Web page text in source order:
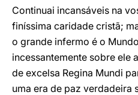
Continuai incansáveis na
finíssima caridade cristã;
o grande infermo é o
incessantemente sobre ele
de excelsa Regina Mundi
uma era de paz verdadeira